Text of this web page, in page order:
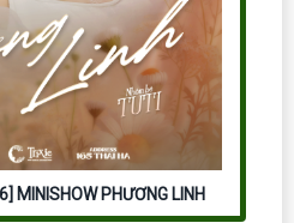
MINISHOW PHƯƠNG LINH